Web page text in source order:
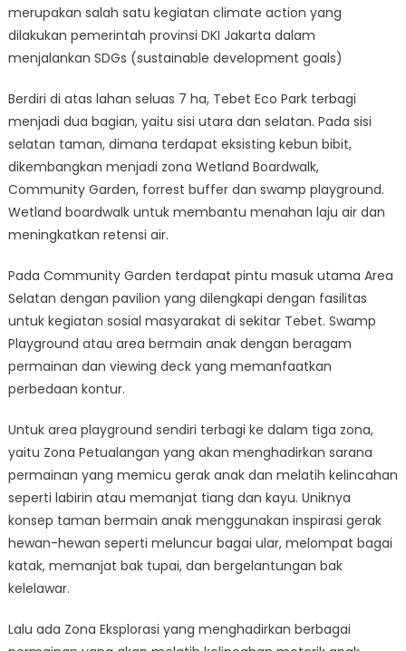
merupakan salah satu kegiatan climate action yang
dilakukan pemerintah provinsi DKI Jakarta dalam
menjalankan SDGs (sustainable development goals)
Berdiri di atas lahan seluas 7 ha, Tebet Eco Park terbagi
menjadi dua bagian, yaitu sisi utara dan selatan. Pada sisi
selatan taman, dimana terdapat eksisting kebun bibit,
dikembangkan menjadi zona Wetland Boardwalk,
Community Garden, forrest buffer dan swamp playground.
Wetland boardwalk untuk membantu menahan laju air dan
meningkatkan retensi air.
Pada Community Garden terdapat pintu masuk utama Area
Selatan dengan pavilion yang dilengkapi dengan fasilitas
untuk kegiatan sosial masyarakat di sekitar Tebet. Swamp
Playground atau area bermain anak dengan beragam
permainan dan viewing deck yang memanfaatkan
perbedaan kontur.
Untuk area playground sendiri terbagi ke dalam tiga zona,
yaitu Zona Petualangan yang akan menghadirkan sarana
permainan yang memicu gerak anak dan melatih kelincahan
seperti labirin atau memanjat tiang dan kayu. Uniknya
konsep taman bermain anak menggunakan inspirasi gerak
hewan-hewan seperti meluncur bagai ular, melompat bagai
katak, memanjat bak tupai, dan bergelantungan bak
kelelawar.
Lalu ada Zona Eksplorasi yang menghadirkan berbagai